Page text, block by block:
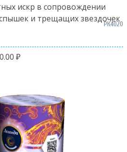
искр в сопровождении
и трещащих звездочек
РК4020
₽